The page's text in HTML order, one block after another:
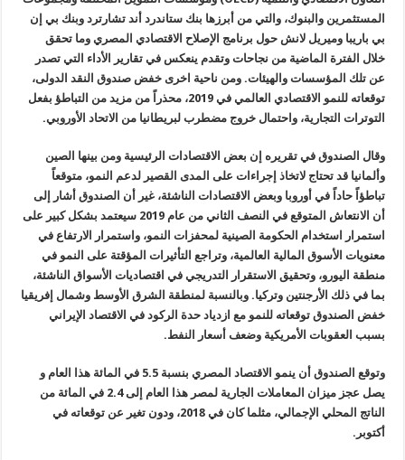
المستثمرين والبنوك، والتي من أبرزها بنك ستاندرد أند تشارترد وبنك بي إن
بي باريبا وميريل لانش حول برنامج الإصلاح الاقتصادي المصري وما تحقق
خلال الفترة الماضية من نجاحات وتقدم ينعكس في تقارير الأداء التي تصدر
عن تلك المؤسسات والهيئات. ومن ناحية اخرى خفض صندوق النقد الدولى،
توقعاته للنمو الاقتصادي العالمي في 2019، محذراً من مزيد من التباطؤ بفعل
التوترات التجارية، واحتمال خروج مضطرب لبريطانيا من الاتحاد الأوروبي.
وقال الصندوق في تقريره إن بعض الاقتصادات الرئيسية ومن بينها الصين
وألمانيا قد تحتاج لاتخاذ إجراءات على المدى القصير لدعم النمو، متوقعاً
تباطؤاً حاداً في أوروبا وبعض الاقتصادات الناشئة، غير أن الصندوق أشار إلى
أن الانتعاش المتوقع في النصف الثاني من عام 2019 سيعتمد بشكل كبير على
استمرار استخدام الحكومة الصينية لمحفزات النمو، واستمرار الارتفاع في
معنويات الأسوق المالية العالمية، وتراجع التأثيرات المؤقتة على النمو في
منطقة اليورو، وتحقيق الاستقرار التدريجي في اقتصاديات الأسواق الناشئة،
بما في ذلك الأرجنتين وتركيا. وبالنسبة لمنطقة الشرق الأوسط وشمال إفريقيا
خفض الصندوق توقعاته للنمو مع ازدياد حدة الركود في الاقتصاد الإيراني
بسبب العقوبات الأمريكية وضعف أسعار النفط.
وتوقع الصندوق أن ينمو الاقتصاد المصري بنسبة 5.5 في المائة هذا العام و
يصل عجز ميزان المعاملات الجارية لمصر هذا العام إلى 2.4 في المائة من
الناتج المحلي الإجمالي، مثلما كان في 2018، ودون تغير عن توقعاته في
أكتوبر.